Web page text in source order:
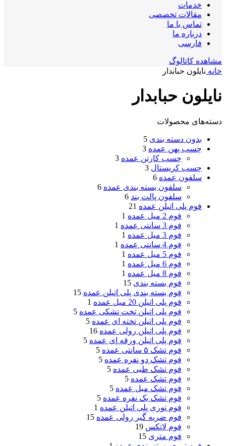
خدمات
مقالات تخصصی
تماس با ما
درباره ما
فارسی
مشاهده کاتالوگ
خانه نایلون حبابدار
نایلون حبابدار
دسته‌های محصولات
بدون دسته بندی 5
چسب پهن عمده 3
چسب کارتن عمده 3
چسب کریستال 3
سلفون عمده 6
سلفون بسته بندی عمده 6
سلفون پالت بند 6
فوم پلی اتیلن عمده 21
فوم 2 میل عمده
1
فوم 3 سانتی عمده
1
فوم 3 میل عمده
1
فوم 4 سانتی عمده
1
فوم 5 میل عمده
1
فوم 6 میل عمده
1
فوم 8 میل عمده
1
فوم بسته بندی 15
فوم بسته بندی پلی اتیلن عمده 15
فوم پلی اتیلن 20 میل عمده
1
فوم پلی اتیلن تخت تشکی عمده 5
فوم پلی اتیلن تخته ای عمده 5
فوم پلی اتیلن رولی عمده 16
فوم پلی اتیلن ورقه ای عمده 5
فوم تشک ۵ سانتی عمده
5
فوم تشک دو نفره عمده 5
فوم تشک طبی عمده 5
فوم تشک عمده 5
فوم تشک مبل عمده 5
فوم تشک یک نفره عمده 5
فوم توری پلی اتیلن عمده 1
فوم ضربه گیر رولی عمده 15
فوم لاتکس 19
فوم متری 15